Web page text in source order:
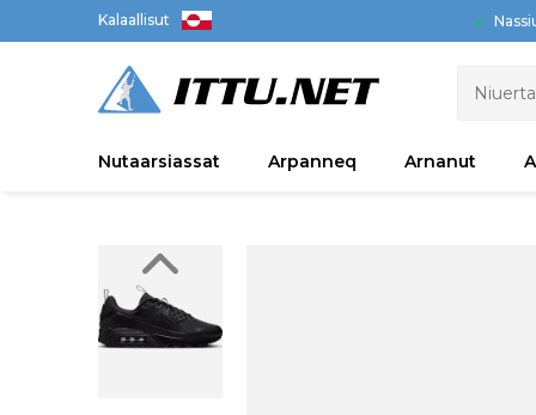
Kalaallisut
Nutaarsiassat Arpanneq Arnanut